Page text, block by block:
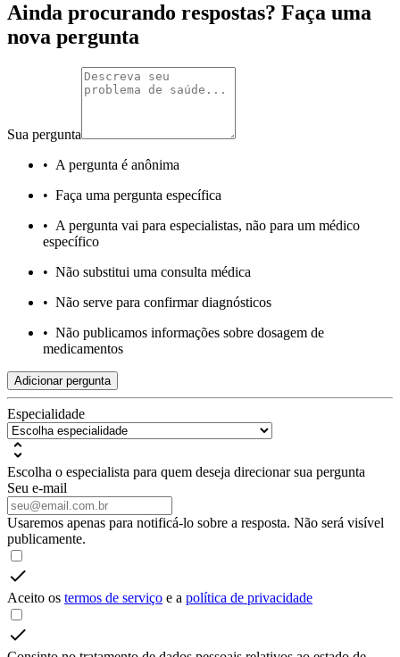
Ainda procurando respostas? Faça uma
nova pergunta
Sua pergunta
• A pergunta é anônima
• Faça uma pergunta específica
• A pergunta vai para especialistas, não para um médico
específico
• Não substitui uma consulta médica
• Não serve para confirmar diagnósticos
• Não publicamos informações sobre dosagem de
medicamentos
Adicionar pergunta
Especialidade
Escolha o especialista para quem deseja direcionar sua pergunta
Seu e-mail
Usaremos apenas para notificá-lo sobre a resposta. Não será visível
publicamente.
Aceito os termos de serviço e a política de privacidade